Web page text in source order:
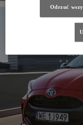
Odrzuć